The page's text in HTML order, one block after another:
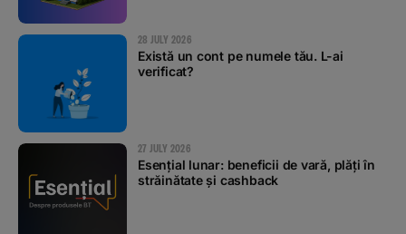
28 JULY 2026
Există un cont pe numele tău. L-ai
verificat?
27 JULY 2026
Esențial lunar: beneficii de vară, plăți în
străinătate și cashback